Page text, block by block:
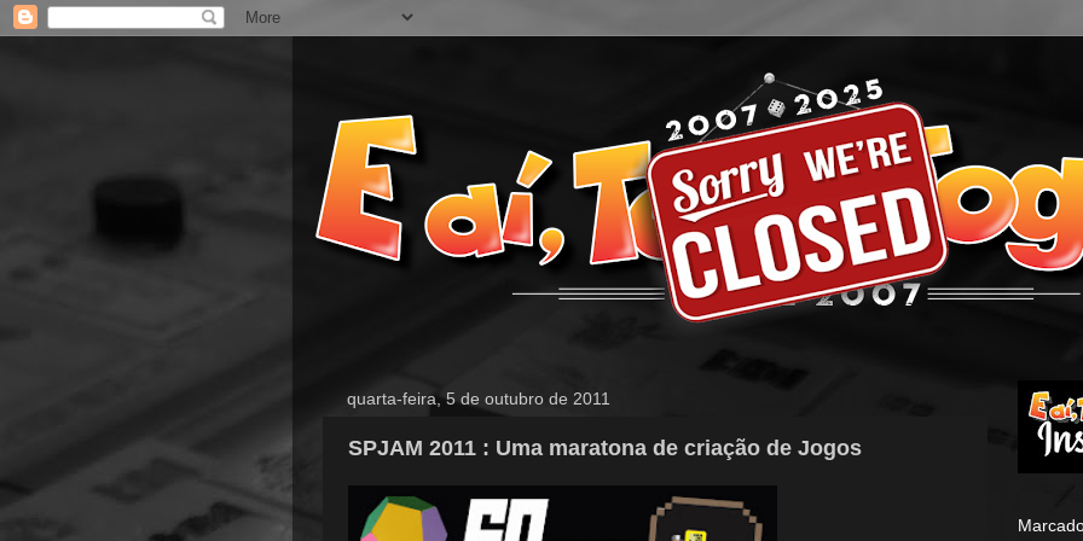
quarta-feira, 5 de outubro de 2011
SPJAM 2011 : Uma maratona de criação de Jogos